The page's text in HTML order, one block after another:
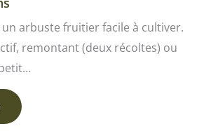
arbuste fruitier facile à cultiver.
remontant (deux récoltes) ou